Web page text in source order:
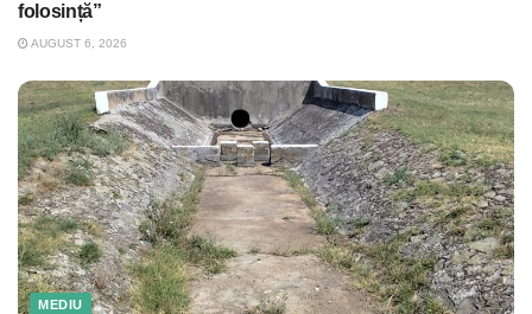
folosință”
AUGUST 6, 2026
MEDIU